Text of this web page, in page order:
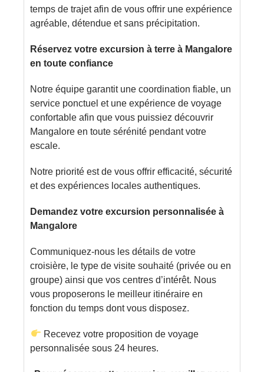
temps de trajet afin de vous offrir une expérience
agréable, détendue et sans précipitation.
Réservez votre excursion à terre à Mangalore
en toute confiance
Notre équipe garantit une coordination fiable, un
service ponctuel et une expérience de voyage
confortable afin que vous puissiez découvrir
Mangalore en toute sérénité pendant votre
escale.
Notre priorité est de vous offrir efficacité, sécurité
et des expériences locales authentiques.
Demandez votre excursion personnalisée à
Mangalore
Communiquez-nous les détails de votre
croisière, le type de visite souhaité (privée ou en
groupe) ainsi que vos centres d’intérêt. Nous
vous proposerons le meilleur itinéraire en
fonction du temps dont vous disposez.
Recevez votre proposition de voyage
personnalisée sous 24 heures.